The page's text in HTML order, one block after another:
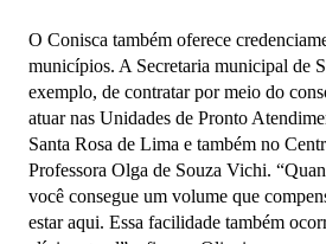
O Conisca também oferece
municípios. A Secretaria municipal de
exemplo, de contratar por meio do
atuar nas Unidades de Pronto
Santa Rosa de Lima e também no
Professora Olga de Souza Vichi.
você consegue um volume que
estar aqui. Essa facilidade também